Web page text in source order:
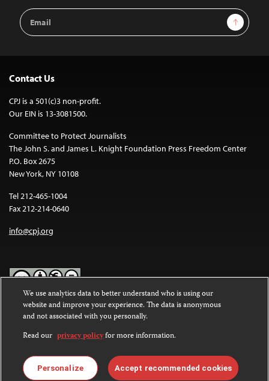
Email
Address
Sign Up
Contact Us
CPJ is a 501(c)3 non-profit.
Our EIN is 13-3081500.
Committee to Protect Journalists
The John S. and James L. Knight Foundation Press Freedom Center
P.O. Box 2675
New York, NY 10108
Tel 212-465-1004
Fax 212-214-0640
info@cpj.org
Except where noted, text on this website is licensed under a
Commons Attribution-NonCommercial-NoDerivatives 4.0
International License.
Images and other media are not covered by the Creative Commons
license. For more information about permissions, see ourFAQs
We use analytics data to better understand who is using our
website and improve your experience. The data is anonymous
and not associated with you personally.
Read our privacy policyfor more information.
Personalize Accept recommended cookies